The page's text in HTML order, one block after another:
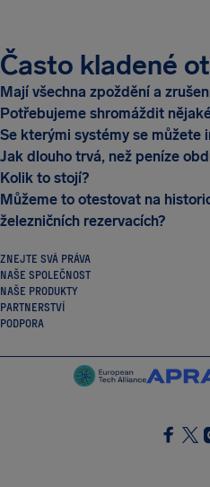
Často kladené
Mají všechna zpoždění a
Potřebujeme shromáždit
Se kterými systémy se můžete
Jak dlouho trvá, než peníze
Kolik to stojí?
Můžeme to otestovat na
železničních rezervacích?
ZNEJTE SVÁ PRÁVA
NAŠE SPOLEČNOST
NAŠE PRODUKTY
PARTNERSTVÍ
PODPORA